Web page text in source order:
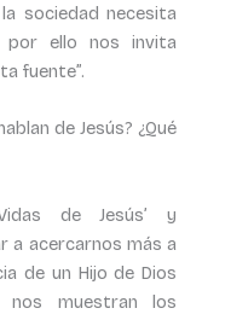
sociedad necesita
ello nos invita
fuente”.
de Jesús? ¿Qué
de Jesús’ y
a acercarnos más a
de un Hijo de Dios
muestran los